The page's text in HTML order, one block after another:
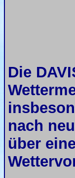
Die D
nach
über